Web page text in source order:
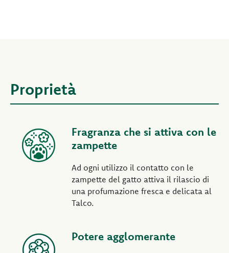
Proprietà
Fragranza che si attiva con le
zampette
Ad ogni utilizzo il contatto con le
zampette del gatto attiva il rilascio di
una profumazione fresca e delicata al
Talco.
Potere agglomerante